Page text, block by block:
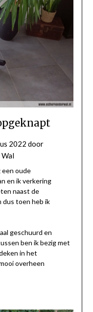
2022 door
Wal
een oude
en ik verkering
naast de
dus toen heb ik
geschuurd en
ben ik bezig met
in het
overheen